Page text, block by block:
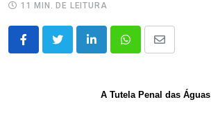
11 MIN. DE LEITURA
LinkedInWhatsappShare
A Tutela Penal das Águas